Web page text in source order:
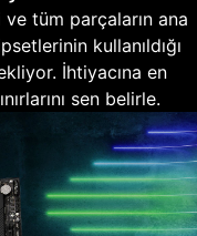
tüm parçaların ana
kullanıldığı
İhtiyacına en
sen belirle.